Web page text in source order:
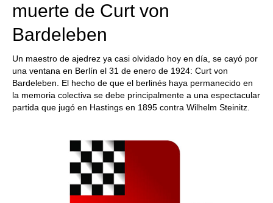
muerte de Curt von
Bardeleben
Un maestro de ajedrez ya casi olvidado hoy en día, se cayó por
una ventana en Berlín el 31 de enero de 1924: Curt von
Bardeleben. El hecho de que el berlinés haya permanecido en
la memoria colectiva se debe principalmente a una espectacular
partida que jugó en Hastings en 1895 contra Wilhelm Steinitz.